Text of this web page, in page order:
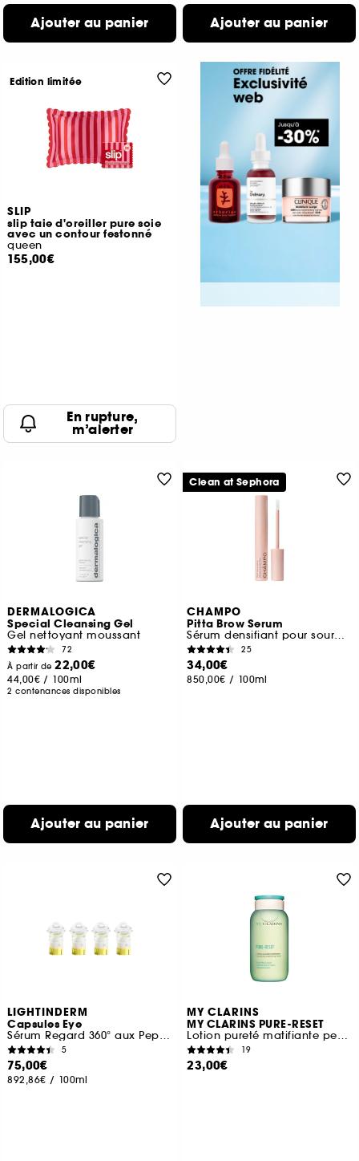
Ajouter au panier Ajouter au panier
SLIP
slip taie d'oreiller pure soie
avec un contour festonné
queen
155,00€
En rupture,
m’alerter
Edition limitée
DERMALOGICA
Special Cleansing Gel
Gel nettoyant moussant
72
À partir de22,00€
44,00€ / 100ml
2 contenances disponibles
Ajouter au panier
CHAMPO
Pitta Brow Serum
Sérum densifiant pour sourcils
25
34,00€
850,00€ / 100ml
Ajouter au panier
Clean at Sephora
LIGHTINDERM
Capsules Eye
Sérum Regard 360° aux Peptides, Caféine & Niacinamide
5
75,00€
892,86€ / 100ml
MY CLARINS
MY CLARINS PURE-RESET
Lotion pureté matifiante peaux mixtes à grasses
19
23,00€